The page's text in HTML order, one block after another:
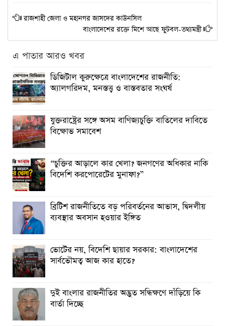
রাজশাহী জেলা ও মহানগর জাসদের কাউনসিল
বাংলাদেশের রক্তে মিশে আছে ফুটবল-তথ্যমন্ত্রী
এ পাতার আরও খবর
ডিজিটাল কুরুক্ষেত্রে বাংলাদেশের রাজনীতি:
অ্যালগরিদম, মনস্তত্ত্ব ও বাস্তবতার সংঘর্ষ
যুক্তরাষ্ট্রের সঙ্গে অসম বাণিজ্যচুক্তি বাতিলের দাবিতে
বিক্ষোভ সমাবেশ
“চুক্তির আড়ালে কার খেলা? জনগণের অধিকার নাকি
বিদেশি করপোরেটের মুনাফা?”
ব্রিটিশ রাজনীতিতে বড় পরিবর্তনের আভাস, দ্বিদলীয়
ব্যবস্থার অবসান হওয়ার ইঙ্গিত
ভোটের নয়, বিদেশি ছায়ার সরকার: বাংলাদেশের
সার্বভৌমত্ব আজ কার হাতে?
দুই বাংলার রাজনীতির অদ্ভুত সন্ধিক্ষণে দাঁড়িয়ে কি
বার্তা দিচ্ছে